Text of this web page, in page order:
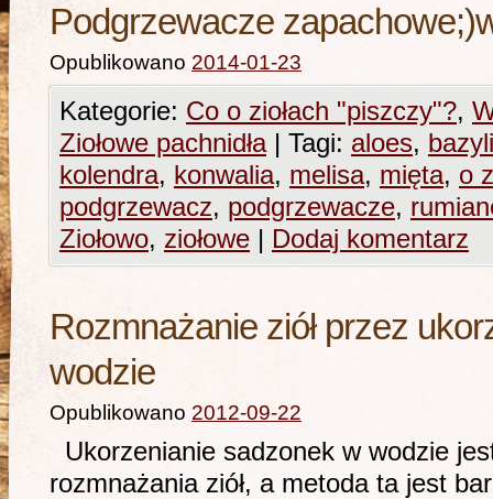
Podgrzewacze
Opublikowano 2014-01-23
Kategorie: Co o ziołach "piszczy"?,
Ziołowe pachnidła | Tagi: aloes,
kolendra, konwalia, melisa, mięta, o
podgrzewacz, podgrzewacze,
Ziołowo, ziołowe | Dodaj komentarz
Rozmnażanie ziół przez
wodzie
Opublikowano 2012-09-22
Ukorzenianie sadzonek w wodzie
rozmnażania ziół, a metoda ta jest